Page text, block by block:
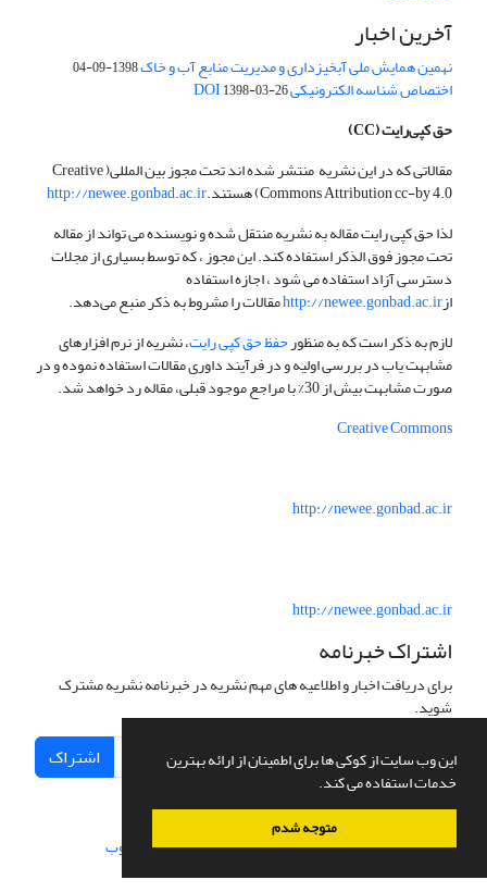
این وب سایت از کوکی ها برای اطمینان از ارائه بهترین
خدمات استفاده می کند.
متوجه شدم
آخرین اخبار
نهمین همایش ملی آبخیزداری و مدیریت منابع آب و خاک1398-09-04
اختصاص شناسه الکترونیکی DOI1398-03-26
حق کپی‌رایت(CC)
مقالاتی که در این نشریه منتشر شده اند تحت مجوز بین المللی( Creative
Commons Attribution cc-by 4.0) هستند.
http://newee.gonbad.ac.ir
لذا حق کپی رایت مقاله به نشریه منتقل شده و نویسنده می تواند از مقاله
تحت مجوز فوق الذکر استفاده کند. این مجوز ، که توسط بسیاری از مجلات
دسترسی آزاد استفاده می شود ، اجازه استفاده
ازhttp://newee.gonbad.ac.irمقالات را مشروط به ذکر منبع می‌دهد.
لازم به ذکر است که به منظورحفظ حق کپی رایت، نشریه از نرم افزارهای
مشابهت یاب در بررسی اولیه و در فرآیند داوری مقالات استفاده نموده و در
صورت مشابهت بیش از 30% با مراجع موجود قبلی، مقاله رد خواهد شد.
Creative Commons
http://newee.gonbad.ac.ir
http://newee.gonbad.ac.ir
اشتراک خبرنامه
برای دریافت اخبار و اطلاعیه های مهم نشریه در خبرنامه نشریه مشترک
شوید.
اشتراک
سامانه مدیریت نشریات علمی.طراحی و پیاده سازی از سیناوب